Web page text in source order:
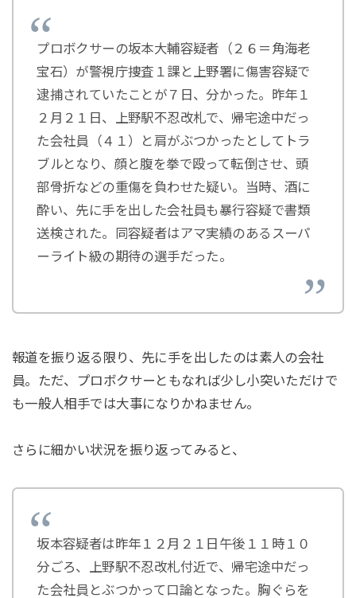
プロボクサーの坂本大輔容疑者（２６＝角海老
宝石）が警視庁捜査１課と上野署に傷害容疑で
逮捕されていたことが７日、分かった。昨年１
２月２１日、上野駅不忍改札で、帰宅途中だっ
た会社員（４１）と肩がぶつかったとしてトラ
ブルとなり、顔と腹を拳で殴って転倒させ、頭
部骨折などの重傷を負わせた疑い。当時、酒に
酔い、先に手を出した会社員も暴行容疑で書類
送検された。同容疑者はアマ実績のあるスーパ
ーライト級の期待の選手だった。
報道を振り返る限り、先に手を出したのは素人の会社
員。ただ、プロボクサーともなれば少し小突いただけで
も一般人相手では大事になりかねません。
さらに細かい状況を振り返ってみると、
坂本容疑者は昨年１２月２１日午後１１時１０
分ごろ、上野駅不忍改札付近で、帰宅途中だっ
た会社員とぶつかって口論となった。胸ぐらを